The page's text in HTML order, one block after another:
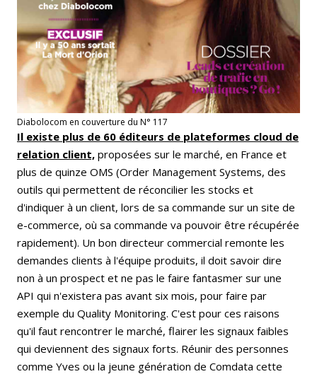
Diabolocom en couverture du N° 117
Il existe plus de 60 éditeurs de plateformes cloud de
relation client, proposées sur le marché, en France et
plus de quinze OMS (Order Management Systems, des
outils qui permettent de réconcilier les stocks et
d'indiquer à un client, lors de sa commande sur un site de
e-commerce, où sa commande va pouvoir être récupérée
rapidement). Un bon directeur commercial remonte les
demandes clients à l'équipe produits, il doit savoir dire
non à un prospect et ne pas le faire fantasmer sur une
API qui n'existera pas avant six mois, pour faire par
exemple du Quality Monitoring. C'est pour ces raisons
qu'il faut rencontrer le marché, flairer les signaux faibles
qui deviennent des signaux forts. Réunir des personnes
comme Yves ou la jeune génération de Comdata cette